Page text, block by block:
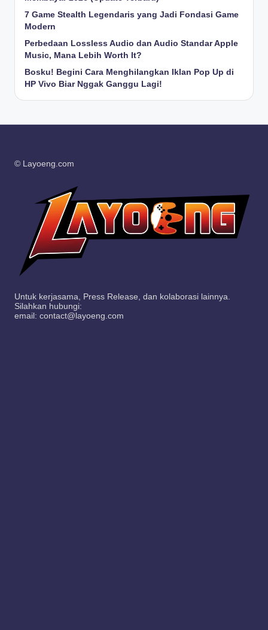
7 Game Stealth Legendaris yang Jadi Fondasi Game
Modern
Perbedaan Lossless Audio dan Audio Standar Apple
Music, Mana Lebih Worth It?
Bosku! Begini Cara Menghilangkan Iklan Pop Up di
HP Vivo Biar Nggak Ganggu Lagi!
© Layoeng.com
Untuk kerjasama, Press Release, dan kolaborasi lainnya.
Silahkan hubungi:
email: contact@layoeng.com